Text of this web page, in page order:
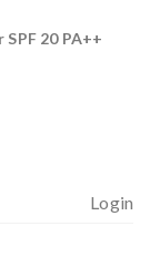
20 PA++
Login